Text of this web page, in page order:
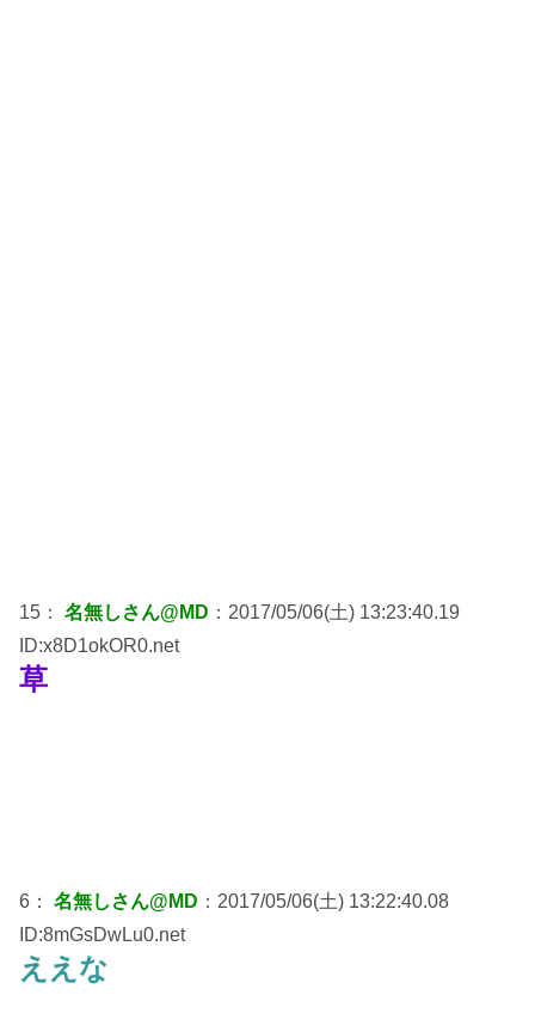
15： 名無しさん@MD ：2017/05/06(土) 13:23:40.19
ID:x8D1okOR0.net
草
6： 名無しさん@MD ：2017/05/06(土) 13:22:40.08
ID:8mGsDwLu0.net
ええな